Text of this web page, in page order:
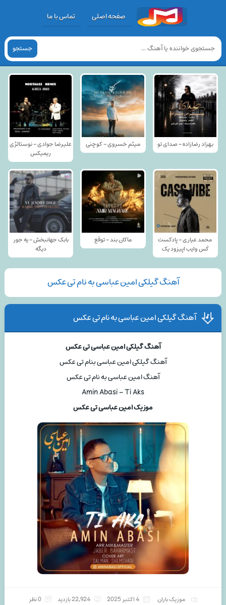
صفحه اصلی تماس با ما
جستجو
بهزاد رضازاده - صدای تو میثم خسروی - کوچنی
علیرضا جوادی - نوستالژی
ریمیکس
محمد عیاری - پادکست
کَس وایب اپیزود یک
ماکان بند - توقع
بابک جهانبخش - یه جور
دیگه
آهنگ گیلکی امین عباسی به نام تی عکس
آهنگ گیلکی امین عباسی به نام تی عکس
آهنگ گیلکی امین عباسی تی عکس
آهنگ گیلکی امین عباسی بنام تی عکس
آهنگ امین عباسی به نام تی عکس
Amin Abasi – Ti Aks
موزیک امین عباسی تی عکس
موزیک باران 4 اکتبر 2025 22,924 بازدید 0 نظر